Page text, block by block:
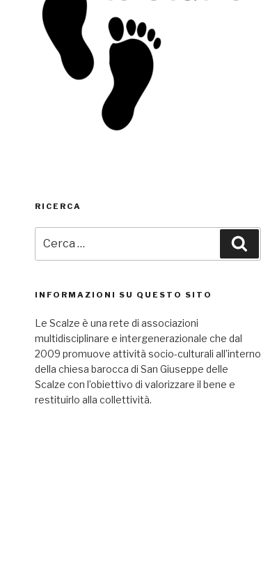
RICERCA
INFORMAZIONI SU QUESTO SITO
Le Scalze è una rete di associazioni
multidisciplinare e intergenerazionale che dal
2009 promuove attività socio-culturali all’interno
della chiesa barocca di San Giuseppe delle
Scalze con l’obiettivo di valorizzare il bene e
restituirlo alla collettività.